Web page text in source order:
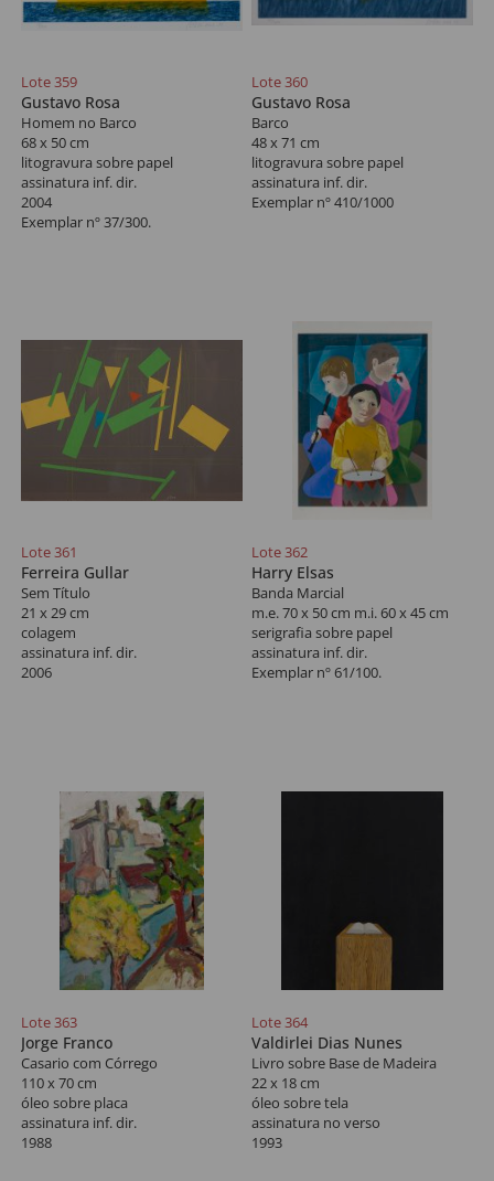
Lote 359
Gustavo Rosa
Homem no Barco
68 x 50 cm
litogravura sobre papel
assinatura inf. dir.
2004
Exemplar nº 37/300.
Lote 360
Gustavo Rosa
Barco
48 x 71 cm
litogravura sobre papel
assinatura inf. dir.
Exemplar nº 410/1000
Lote 361
Ferreira Gullar
Sem Título
21 x 29 cm
colagem
assinatura inf. dir.
2006
Lote 362
Harry Elsas
Banda Marcial
m.e. 70 x 50 cm m.i. 60 x 45 cm
serigrafia sobre papel
assinatura inf. dir.
Exemplar nº 61/100.
Lote 363
Jorge Franco
Casario com Córrego
110 x 70 cm
óleo sobre placa
assinatura inf. dir.
1988
Lote 364
Valdirlei Dias Nunes
Livro sobre Base de Madeira
22 x 18 cm
óleo sobre tela
assinatura no verso
1993